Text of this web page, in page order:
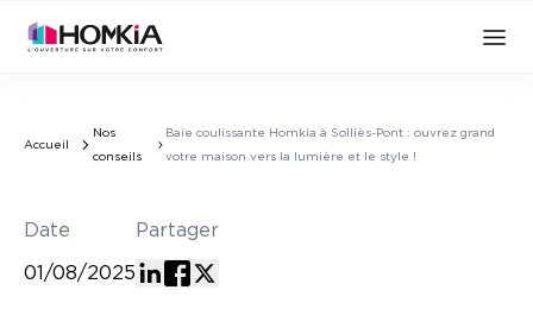
Accueil
Nos
conseils
Baie coulissante Homkia à Solliès-Pont : ouvrez grand
votre maison vers la lumière et le style !
Date
01/08/2025
Partager